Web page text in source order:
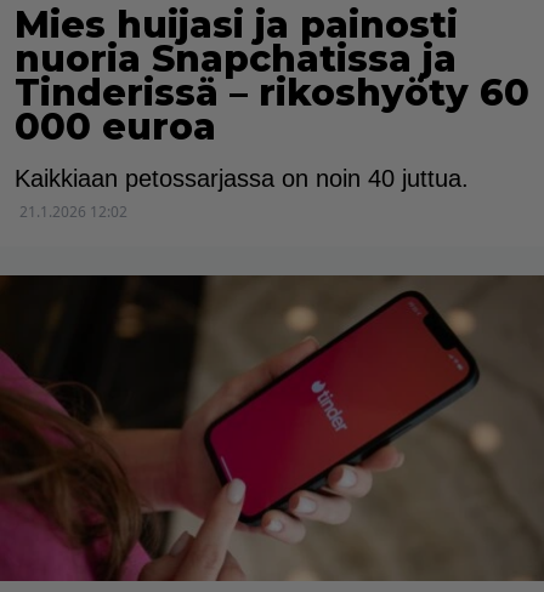
Mies huijasi ja painosti
nuoria Snapchatissa ja
Tinderissä – rikoshyöty 60
000 euroa
Kaikkiaan petossarjassa on noin 40 juttua.
21.1.2026 12:02